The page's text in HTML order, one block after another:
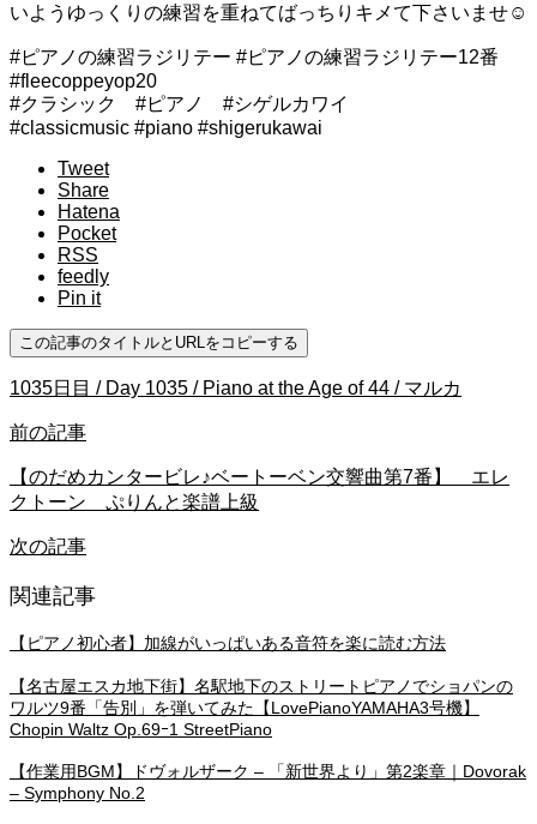
いようゆっくりの練習を重ねてばっちりキメて下さいませ☺️
#ピアノの練習ラジリテー #ピアノの練習ラジリテー12番
#fleecoppeyop20
#クラシック #ピアノ #シゲルカワイ
#classicmusic #piano #shigerukawai
Tweet
Share
Hatena
Pocket
RSS
feedly
Pin it
この記事のタイトルとURLをコピーする
1035日目 / Day 1035 / Piano at the Age of 44 / マルカ
前の記事
【のだめカンタービレ♪ベートーベン交響曲第7番】 エレ
クトーン ぷりんと楽譜上級
次の記事
関連記事
【ピアノ初心者】加線がいっぱいある音符を楽に読む方法
【名古屋エスカ地下街】名駅地下のストリートピアノでショパンの
ワルツ9番「告別」を弾いてみた【LovePianoYAMAHA3号機】
Chopin Waltz Op.69ｰ1 StreetPiano
【作業用BGM】ドヴォルザーク – 「新世界より」第2楽章｜Dovorak
– Symphony No.2